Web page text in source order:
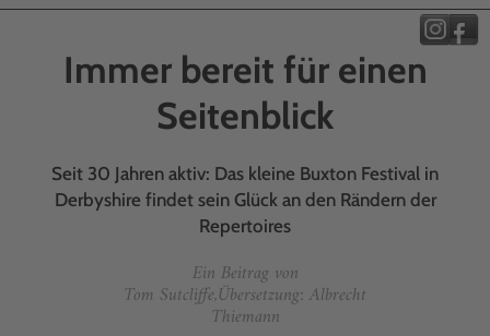
Immer bereit für einen
Seitenblick
Seit 30 Jahren aktiv: Das kleine Buxton Festival in
Derbyshire findet sein Glück an den Rändern der
Repertoires
Ein Beitrag von
Tom Sutcliffe,Übersetzung: Albrecht
Thiemann